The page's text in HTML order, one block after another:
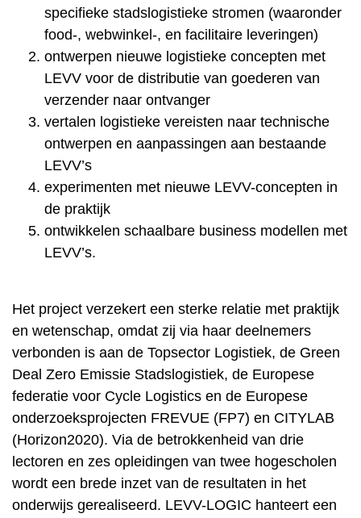
specifieke stadslogistieke stromen (waaronder
food-, webwinkel-, en facilitaire leveringen)
ontwerpen nieuwe logistieke concepten met
LEVV voor de distributie van goederen van
verzender naar ontvanger
vertalen logistieke vereisten naar technische
ontwerpen en aanpassingen aan bestaande
LEVV’s
experimenten met nieuwe LEVV-concepten in
de praktijk
ontwikkelen schaalbare business modellen met
LEVV’s.
Het project verzekert een sterke relatie met praktijk
en wetenschap, omdat zij via haar deelnemers
verbonden is aan de Topsector Logistiek, de Green
Deal Zero Emissie Stadslogistiek, de Europese
federatie voor Cycle Logistics en de Europese
onderzoeksprojecten FREVUE (FP7) en CITYLAB
(Horizon2020). Via de betrokkenheid van drie
lectoren en zes opleidingen van twee hogescholen
wordt een brede inzet van de resultaten in het
onderwijs gerealiseerd. LEVV-LOGIC hanteert een